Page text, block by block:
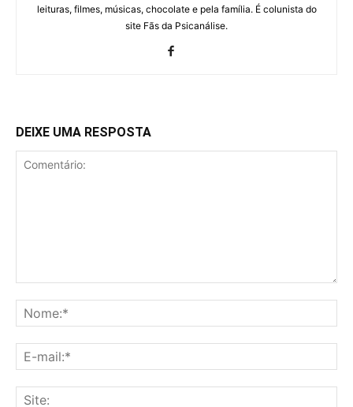
leituras, filmes, músicas, chocolate e pela família. É colunista do
site Fãs da Psicanálise.
DEIXE UMA RESPOSTA